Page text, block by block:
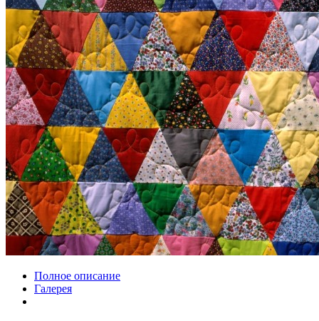
Полное описание
Галерея